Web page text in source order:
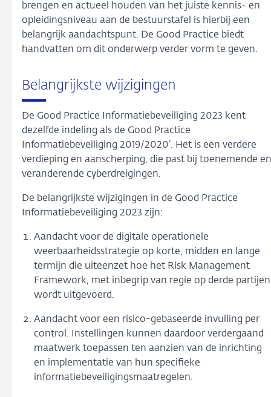
brengen en actueel houden van het juiste kennis- en
opleidingsniveau aan de bestuurstafel is hierbij een
belangrijk aandachtspunt. De Good Practice biedt
handvatten om dit onderwerp verder vorm te geven.
Belangrijkste wijzigingen
De Good Practice Informatiebeveiliging 2023 kent
dezelfde indeling als de Good Practice
Informatiebeveiliging 2019/2020’. Het is een verdere
verdieping en aanscherping, die past bij toenemende en
veranderende cyberdreigingen.
De belangrijkste wijzigingen in de Good Practice
Informatiebeveiliging 2023 zijn:
Aandacht voor de digitale operationele
weerbaarheidsstrategie op korte, midden en lange
termijn die uiteenzet hoe het Risk Management
Framework, met inbegrip van regie op derde partijen
wordt uitgevoerd.
Aandacht voor een risico-gebaseerde invulling per
control. Instellingen kunnen daardoor verdergaand
maatwerk toepassen ten aanzien van de inrichting
en implementatie van hun specifieke
informatiebeveiligingsmaatregelen.